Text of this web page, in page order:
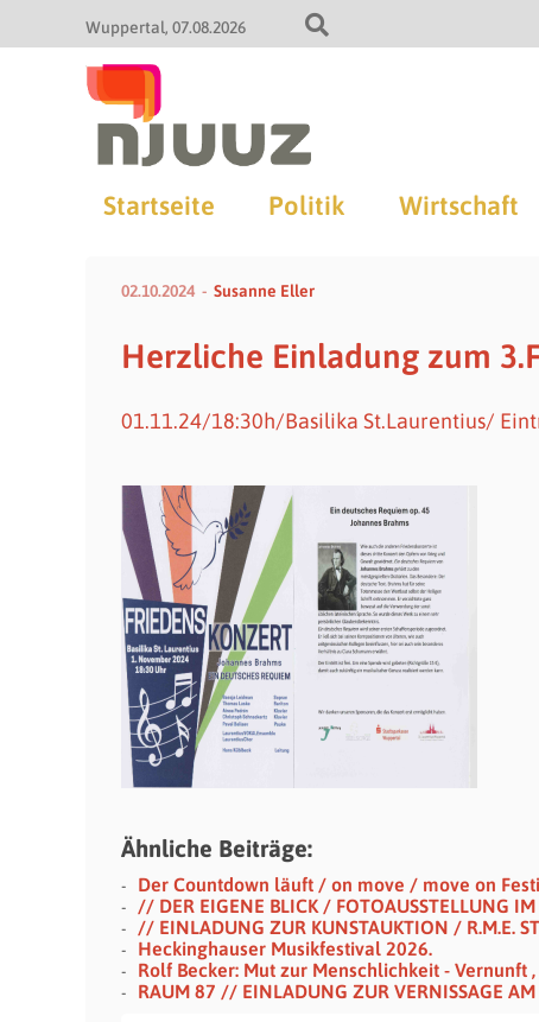
Wuppertal 07.08.2026
Startseite Politik Wirtschaft
02.10.2024 Susanne Eller
Herzliche Einladung zum
01.11.24/18:30h/Basilika St.Laurentius/
Ähnliche Beiträge:
Der Countdown läuft / on move / move on
// DER EIGENE BLICK / FOTOAUSSTELLUNG
// EINLADUNG ZUR KUNSTAUKTION / R.M.E.
Heckinghauser Musikfestival 2026.
Rolf Becker: Mut zur Menschlichkeit - Vernunft
RAUM 87 // EINLADUNG ZUR VERNISSAGE AM